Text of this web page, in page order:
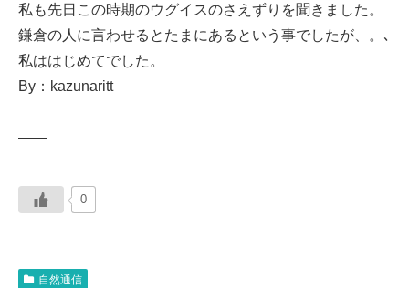
私も先日この時期のウグイスのさえずりを聞きました。
鎌倉の人に言わせるとたまにあるという事でしたが、。､
私ははじめてでした。
By：kazunaritt
——
0
自然通信